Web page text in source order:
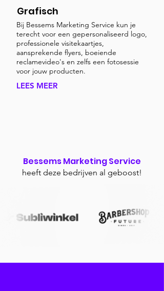
Grafisch
Bij Bessems Marketing Service kun je
terecht voor een gepersonaliseerd logo,
professionele visitekaartjes,
aansprekende flyers, boeiende
reclamevideo's en zelfs een fotosessie
voor jouw producten.
LEES MEER
Bessems Marketing Service
heeft deze bedrijven al geboost!